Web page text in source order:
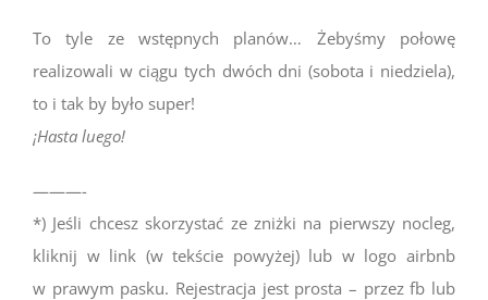
To tyle ze wstępnych planów… Żebyśmy połowę
realizowali w ciągu tych dwóch dni (sobota i niedziela),
to i tak by było super!
¡Hasta luego!
———-
*) Jeśli chcesz skorzystać ze zniżki na pierwszy nocleg,
kliknij w link (w tekście powyżej) lub w logo airbnb
w prawym pasku. Rejestracja jest prosta – przez fb lub